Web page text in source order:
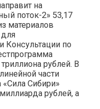
на
поток-2» 53,17
материалов
Консультации по
рублей. В
части
«Сила Сибири»
рублей, а